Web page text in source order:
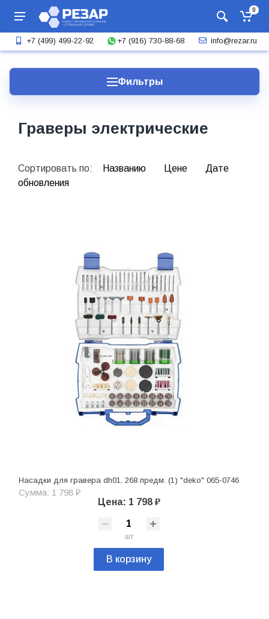
0
+7 (499) 499-22-92 +7 (916) 730-88-68 info@rezar.ru
Фильтры
Граверы электрические
Сортировать по: Названию Цене
Дате
обновления
Насадки для гравера dh01, 268 предм. (1) "deko" 065-0746
Сумма: 1 798 ₽
Цена: 1 798 ₽
шт
В корзину